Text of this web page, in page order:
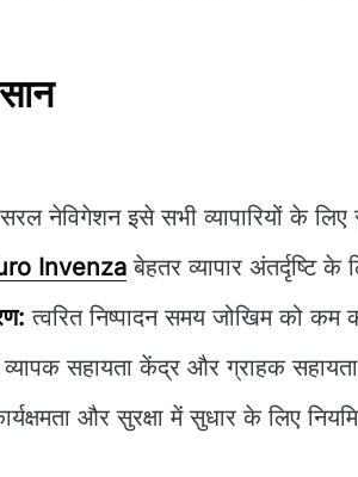
सरल नेविगेशन इसे सभी व्यापारियों के
Invenza बेहतर व्यापार अंतर्दृष्टि
त्वरित निष्पादन समय जोखिम को कम
सहायता केंद्र और ग्राहक
और सुरक्षा में सुधार के लिए